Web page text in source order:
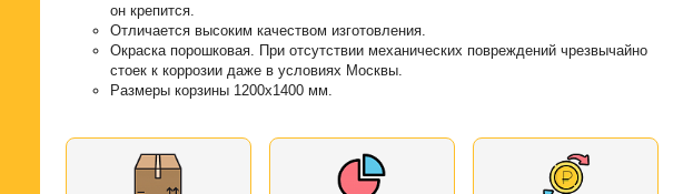
он крепится.
Отличается высоким качеством изготовления.
Окраска порошковая. При отсутствии механических повреждений чрезвычайно
стоек к коррозии даже в условиях Москвы.
Размеры корзины 1200х1400 мм.